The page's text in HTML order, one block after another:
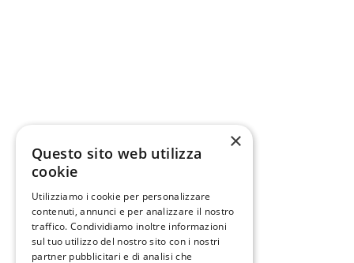
×
Questo sito web utilizza
cookie
Utilizziamo i cookie per personalizzare
contenuti, annunci e per analizzare il nostro
traffico. Condividiamo inoltre informazioni
sul tuo utilizzo del nostro sito con i nostri
partner pubblicitari e di analisi che